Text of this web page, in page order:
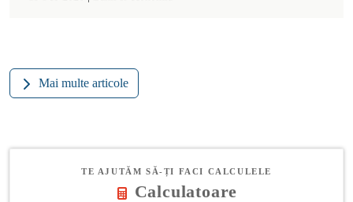
Mai multe articole
TE AJUTĂM SĂ-ȚI FACI CALCULELE
Calculatoare